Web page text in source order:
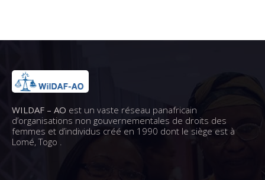
WILDAF – AO est un vaste réseau panafricain
d’organisations non gouvernementales de droits des
femmes et d’individus créé en 1990 dont le siège est à
Lomé, Togo .